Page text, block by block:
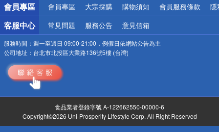
會員專區 會員專區 大宗採購 購物須知 會員服務條款 隱
客服中心 常見問題 服務公告 意見信箱
服務時間： 週一至週日 09:00-21:00，例假日依網站公告為主
公司地址： 台北市北投區大業路136號5樓 (台灣)
食品業者登錄字號 A-122662550-00000-6
Copyright©2026 Uni-Prosperity Lifestyle Corp. All Right Reserved